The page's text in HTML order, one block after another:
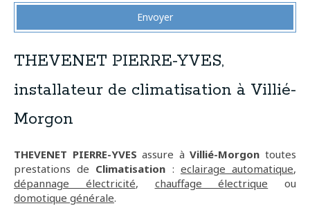
Envoyer
THEVENET PIERRE-YVES,
installateur de climatisation à Villié-
Morgon
THEVENET PIERRE-YVES assure àVillié-Morgon toutes
prestations de Climatisation : eclairage automatique,
dépannage électricité, chauffage électrique ou
domotique générale.